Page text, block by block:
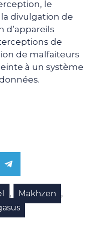
le
divulgation de
d’appareils
de
de malfaiteurs
à un système
Share
on
Telegram
, Makhzen ,